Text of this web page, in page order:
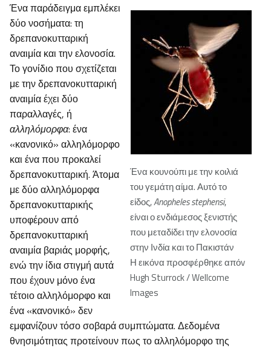
Ένα κουνούπι με την κοιλιά
του γεμάτη αίμα. Αυτό το
είδος,Anopheles stephensi,
είναι ο ενδιάμεσος ξενιστής
που μεταδίδει την ελονοσία
στην Ινδία και το Πακιστάν
Η εικόνα προσφέρθηκε απόv
Hugh Sturrock / Wellcome
Images
Ένα παράδειγμα εμπλέκει
δύο νοσήματα: τη
δρεπανοκυτταρική
αναιμία και την ελονοσία.
Το γονίδιο που σχετίζεται
με την δρεπανοκυτταρική
αναιμία έχει δύο
παραλλαγές, ή
αλληλόμορφα: ένα
«κανονικό» αλληλόμορφο
και ένα που προκαλεί
δρεπανοκυτταρική. Άτομα
με δύο αλληλόμορφα
δρεπανοκυτταρικής
υποφέρουν από
δρεπανοκυτταρική
αναιμία βαριάς μορφής,
ενώ την ίδια στιγμή αυτά
που έχουν μόνο ένα
τέτοιο αλληλόμορφο και
ένα «κανονικό» δεν
εμφανίζουν τόσο σοβαρά συμπτώματα. Δεδομένα
θνησιμότητας προτείνουν πως το αλληλόμορφο της